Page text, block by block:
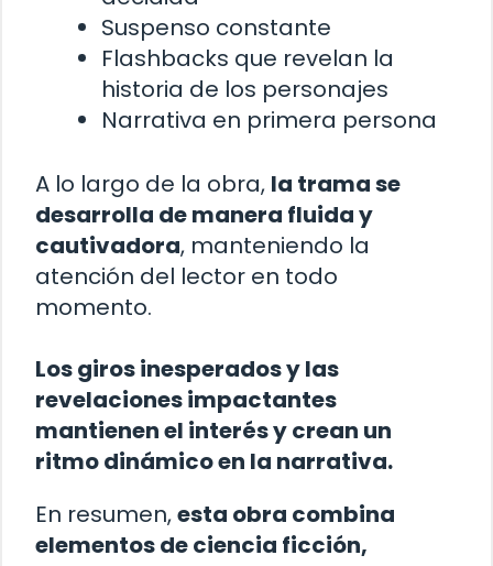
Suspenso constante
Flashbacks que revelan la
historia de los personajes
Narrativa en primera persona
A lo largo de la obra, la trama se
desarrolla de manera fluida y
cautivadora, manteniendo la
atención del lector en todo
momento.
Los giros inesperados y las
revelaciones impactantes
mantienen el interés y crean un
ritmo dinámico en la narrativa.
En resumen,esta obra combina
elementos de ciencia ficción,